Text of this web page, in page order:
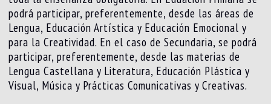
podrá participar, preferentemente, desde las áreas de
Lengua, Educación Artística y Educación Emocional y
para la Creatividad. En el caso de Secundaria, se podrá
participar, preferentemente, desde las materias de
Lengua Castellana y Literatura, Educación Plástica y
Visual, Música y Prácticas Comunicativas y Creativas.